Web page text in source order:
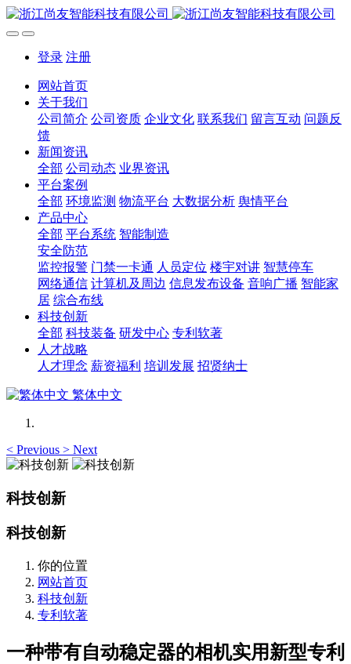
登录 注册
网站首页
关于我们
公司简介 公司资质 企业文化 联系我们 留言互动 问题反
馈
新闻资讯
全部 公司动态 业界资讯
平台案例
全部 环境监测 物流平台 大数据分析 舆情平台
产品中心
全部 平台系统 智能制造
安全防范
监控报警 门禁一卡通 人员定位 楼宇对讲 智慧停车
网络通信 计算机及周边 信息发布设备 音响广播 智能家
居 综合布线
科技创新
全部 科技装备 研发中心 专利软著
人才战略
人才理念 薪资福利 培训发展 招贤纳士
繁体中文
< Previous > Next
科技创新
科技创新
你的位置
网站首页
科技创新
专利软著
一种带有自动稳定器的相机实用新型专利